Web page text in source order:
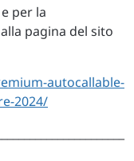
per la
pagina del sito
autocallable-
2024/